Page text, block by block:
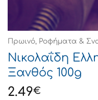
Πρωινό, Ροφήματα &
Νικολαΐδη
Ξανθός 100g
2.49€